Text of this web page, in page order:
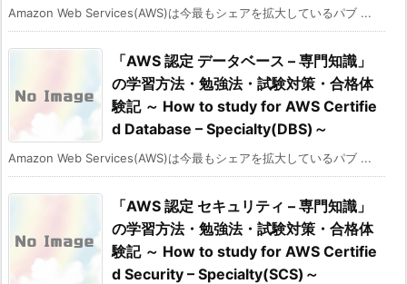
Amazon Web Services(AWS)は今最もシェアを拡大しているパブ ...
「AWS 認定 データベース – 専門知識」
の学習方法・勉強法・試験対策・合格体
験記 ～ How to study for AWS Certifie
d Database – Specialty(DBS)～
Amazon Web Services(AWS)は今最もシェアを拡大しているパブ ...
「AWS 認定 セキュリティ – 専門知識」
の学習方法・勉強法・試験対策・合格体
験記 ～ How to study for AWS Certifie
d Security – Specialty(SCS)～